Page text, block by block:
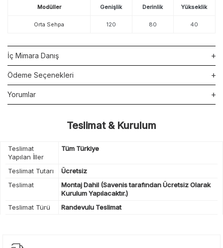
Modüller Genişlik Derinlik Yükseklik
Orta Sehpa 120 80 40
İç Mimara Danış
Ödeme Seçenekleri
Yorumlar
Teslimat & Kurulum
Teslimat
Yapılan İller
Tüm Türkiye
Teslimat Tutarı
Ücretsiz
Teslimat
Montaj Dahil (Savenis tarafından Ücretsiz Olarak
Kurulum Yapılacaktır.)
Teslimat Türü
Randevulu Teslimat